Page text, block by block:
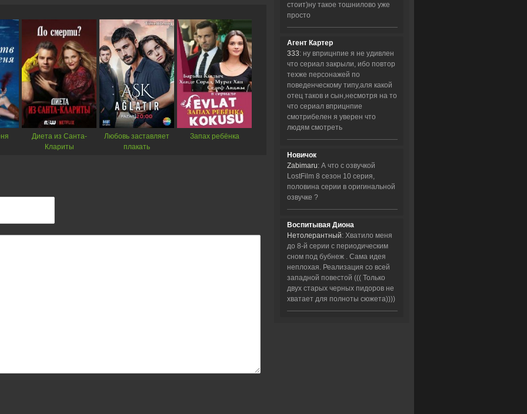
Диета из Санта-
Клариты
Любовь заставляет
плакать
Запах ребёнка
стоит)ну такое тошнилово уже
просто
Агент Картер
333: ну вприцнпие я не удивлен
что сериал закрыли, ибо повтор
техже персонажей по
поведенческому типу,аля какой
отец таков и сын,несмотря на то
что сериал вприцнпие
смотрибелен я уверен что
людям смотреть
Новичок
Zabimaru: А что с озвучкой
LostFilm 8 сезон 10 серия,
половина серии в оригинальной
озвучке ?
Воспитывая Диона
Нетолерантный: Хватило меня
до 8-й серии с периодическим
сном под бубнеж . Сама идея
неплохая. Реализация со всей
западной повестой ((( Только
двух старых черных пидоров не
хватает для полноты сюжета))))